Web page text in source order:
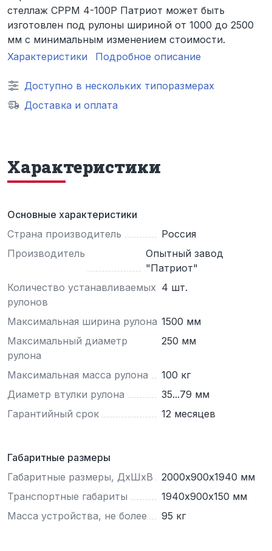
стеллаж СРРМ 4-100Р Патриот может быть
изготовлен под рулоны шириной от 1000 до 2500
мм с минимальным изменением стоимости.
Характеристики
Подробное описание
Доступно в нескольких типоразмерах
Доставка и оплата
Характеристики
Основные характеристики
Страна производитель
Россия
Производитель
Опытный завод
"Патриот"
Количество устанавливаемых
рулонов
4 шт.
Максимальная ширина рулона 1500 мм
Максимальный диаметр
рулона
250 мм
Максимальная масса рулона
100 кг
Диаметр втулки рулона
35...79 мм
Гарантийный срок
12 месяцев
Габаритные размеры
Габаритные размеры, ДхШхВ
2000х900х1940 мм
Транспортные габариты
1940х900х150 мм
Масса устройства, не более
95 кг